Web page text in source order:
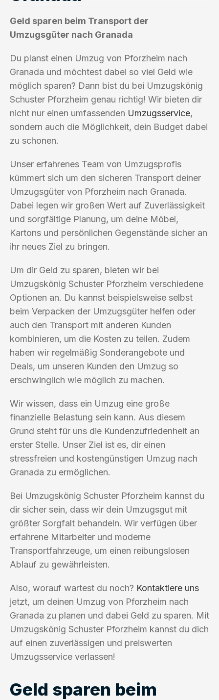
Geld sparen beim Transport der
Umzugsgüter nach Granada
Du planst einen Umzug von Pforzheim nach
Granada und möchtest dabei so viel Geld wie
möglich sparen? Dann bist du bei Umzugskönig
Schuster Pforzheim genau richtig! Wir bieten dir
nicht nur einen umfassenden Umzugsservice,
sondern auch die Möglichkeit, dein Budget dabei
zu schonen.
Unser erfahrenes Team von Umzugsprofis
kümmert sich um den sicheren Transport deiner
Umzugsgüter von Pforzheim nach Granada.
Dabei legen wir großen Wert auf Zuverlässigkeit
und sorgfältige Planung, um deine Möbel,
Kartons und persönlichen Gegenstände sicher an
ihr neues Ziel zu bringen.
Um dir Geld zu sparen, bieten wir bei
Umzugskönig Schuster Pforzheim verschiedene
Optionen an. Du kannst beispielsweise selbst
beim Verpacken der Umzugsgüter helfen oder
auch den Transport mit anderen Kunden
kombinieren, um die Kosten zu teilen. Zudem
haben wir regelmäßig Sonderangebote und
Deals, um unseren Kunden den Umzug so
erschwinglich wie möglich zu machen.
Wir wissen, dass ein Umzug eine große
finanzielle Belastung sein kann. Aus diesem
Grund steht für uns die Kundenzufriedenheit an
erster Stelle. Unser Ziel ist es, dir einen
stressfreien und kostengünstigen Umzug nach
Granada zu ermöglichen.
Bei Umzugskönig Schuster Pforzheim kannst du
dir sicher sein, dass wir dein Umzugsgut mit
größter Sorgfalt behandeln. Wir verfügen über
erfahrene Mitarbeiter und moderne
Transportfahrzeuge, um einen reibungslosen
Ablauf zu gewährleisten.
Also, worauf wartest du noch? Kontaktiere uns
jetzt, um deinen Umzug von Pforzheim nach
Granada zu planen und dabei Geld zu sparen. Mit
Umzugskönig Schuster Pforzheim kannst du dich
auf einen zuverlässigen und preiswerten
Umzugsservice verlassen!
Geld sparen beim